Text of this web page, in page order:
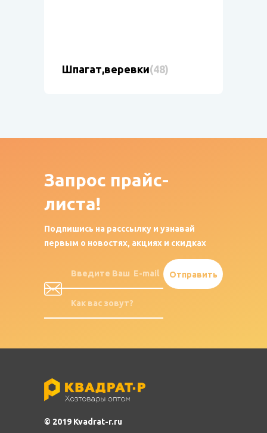
Шпагат,веревки(48)
Запрос прайс-
листа!
Подпишись на расссылку и узнавай
первым о новостях, акциях и скидках
© 2019 Kvadrat-r.ru